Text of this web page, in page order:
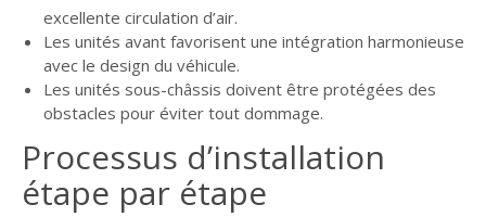
excellente circulation d’air.
Les unités avant favorisent une intégration harmonieuse
avec le design du véhicule.
Les unités sous-châssis doivent être protégées des
obstacles pour éviter tout dommage.
Processus d’installation
étape par étape